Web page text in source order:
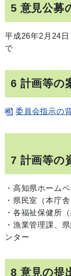
5 意見公募
平成26年2月24
で
6 計画等の
委員会指示の
7 計画等の
・高知県ホーム
・県民室（本庁舎
・各福祉保健所
・漁業管理課、
ンター
8 意見の提